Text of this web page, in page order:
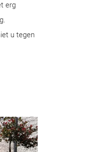
erg
u tegen